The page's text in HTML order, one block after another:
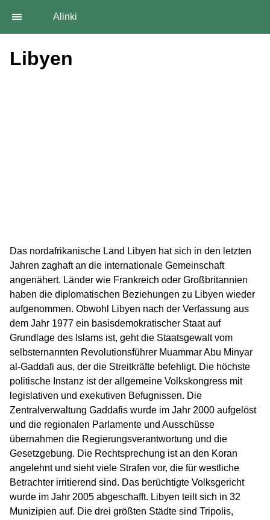
Alinki
Libyen
Das nordafrikanische Land Libyen hat sich in den letzten
Jahren zaghaft an die internationale Gemeinschaft
angenähert. Länder wie Frankreich oder Großbritannien
haben die diplomatischen Beziehungen zu Libyen wieder
aufgenommen. Obwohl Libyen nach der Verfassung aus
dem Jahr 1977 ein basisdemokratischer Staat auf
Grundlage des Islams ist, geht die Staatsgewalt vom
selbsternannten Revolutionsführer Muammar Abu Minyar
al-Gaddafi aus, der die Streitkräfte befehligt. Die höchste
politische Instanz ist der allgemeine Volkskongress mit
legislativen und exekutiven Befugnissen. Die
Zentralverwaltung Gaddafis wurde im Jahr 2000 aufgelöst
und die regionalen Parlamente und Ausschüsse
übernahmen die Regierungsverantwortung und die
Gesetzgebung. Die Rechtsprechung ist an den Koran
angelehnt und sieht viele Strafen vor, die für westliche
Betrachter irritierend sind. Das berüchtigte Volksgericht
wurde im Jahr 2005 abgeschafft. Libyen teilt sich in 32
Munizipien auf. Die drei größten Städte sind Tripolis,